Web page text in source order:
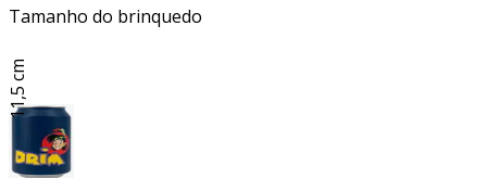
Tamanho do brinquedo
11,5 cm